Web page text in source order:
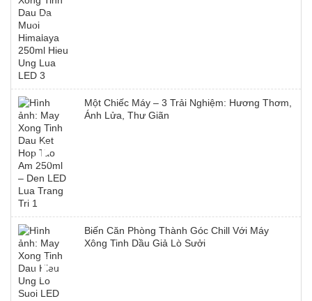
Một Chiếc Máy – 3 Trải Nghiệm: Hương Thơm,
Ánh Lửa, Thư Giãn
Biến Căn Phòng Thành Góc Chill Với Máy
Xông Tinh Dầu Giả Lò Sưởi